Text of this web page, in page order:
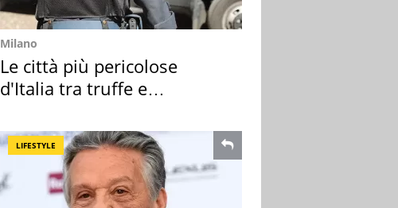
Milano
Le città più pericolose
d'Italia tra truffe e
LIFESTYLE